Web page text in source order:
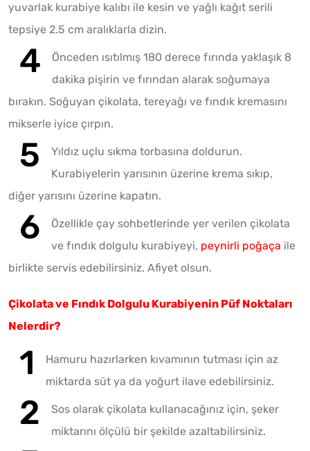
yuvarlak kurabiye kalıbı ile kesin ve yağlı kağıt serili
tepsiye 2.5 cm aralıklarla dizin.
Önceden ısıtılmış 180 derece fırında yaklaşık 8
dakika pişirin ve fırından alarak soğumaya
bırakın. Soğuyan çikolata, tereyağı ve fındık kremasını
mikserle iyice çırpın.
Yıldız uçlu sıkma torbasına doldurun.
Kurabiyelerin yarısının üzerine krema sıkıp,
diğer yarısını üzerine kapatın.
Özellikle çay sohbetlerinde yer verilen çikolata
ve fındık dolgulu kurabiyeyi, peynirli poğaça ile
birlikte servis edebilirsiniz. Afiyet olsun.
Çikolata ve Fındık Dolgulu Kurabiyenin Püf Noktaları
Nelerdir?
Hamuru hazırlarken kıvamının tutması için az
miktarda süt ya da yoğurt ilave edebilirsiniz.
Sos olarak çikolata kullanacağınız için, şeker
miktarını ölçülü bir şekilde azaltabilirsiniz.